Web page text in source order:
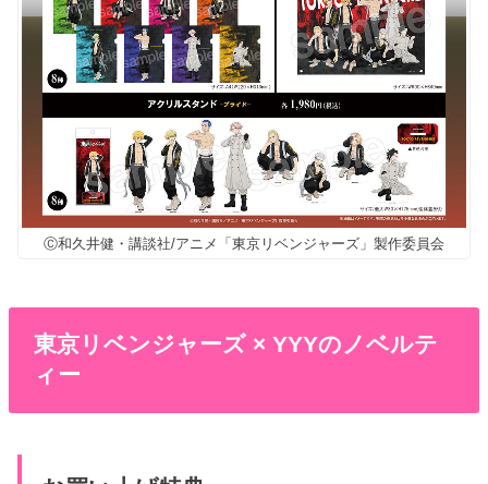
Ⓒ和久井健・講談社/アニメ「東京リベンジャーズ」製作委員会
東京リベンジャーズ × YYYのノベルテ
ィー